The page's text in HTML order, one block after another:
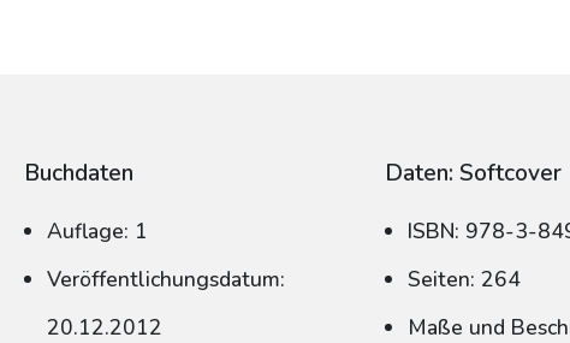
Buchdaten
Auflage: 1
Veröffentlichungsdatum:
20.12.2012
Daten: Softcover
ISBN: 978-3-
Seiten: 264
Maße und